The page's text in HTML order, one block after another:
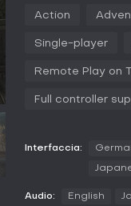
strega
fluidamente da
attacchi Torture
vergini di ferro o
includono elementi
culmina in finisher
negozio, pagati con
Action
Single-player
Remote Play on
Full controller
Interfaccia:
Audio: English